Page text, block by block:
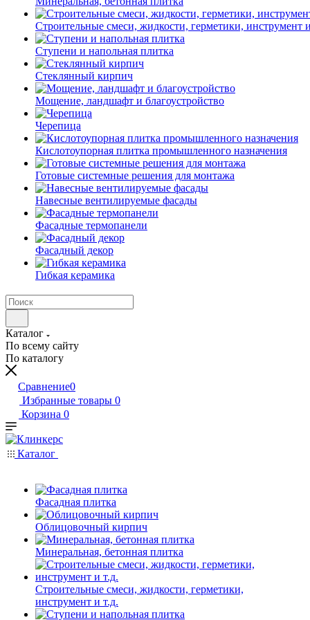
Строительные смеси, жидкости, герметики, инструмент
Ступени и напольная плитка
Cтеклянный кирпич
Мощение, ландшафт и благоустройство
Черепица
Кислотоупорная плитка промышленного назначения
Готовые системные решения для монтажа
Навесные вентилируемые фасады
Фасадные термопанели
Фасадный декор
Гибкая керамика
Каталог
По всему сайту
По каталогу
Сравнение0
Избранные товары 0
Корзина 0
Каталог
Фасадная плитка
Облицовочный кирпич
Минеральная, бетонная плитка
Строительные смеси, жидкости, герметики,
инструмент и т.д.